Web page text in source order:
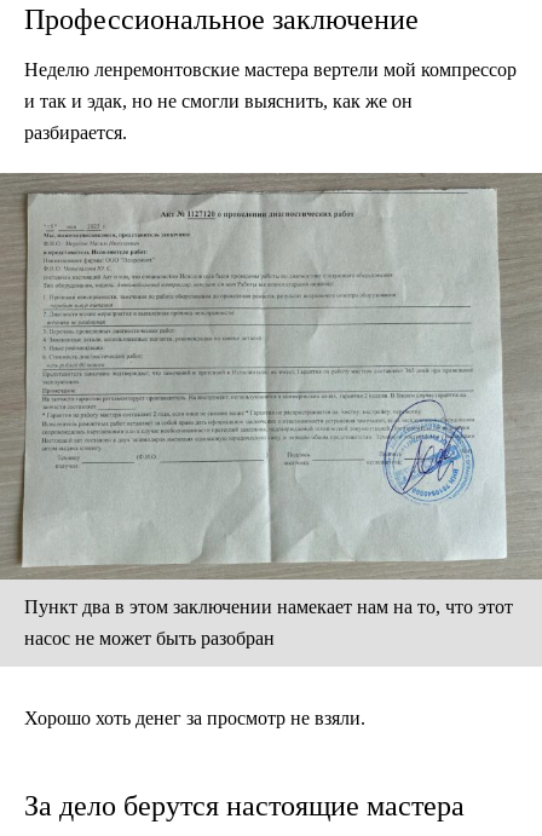
Профессиональное заключение
Неделю ленремонтовские мастера вертели мой компрессор
и так и эдак, но не смогли выяснить, как же он
разбирается.
Пункт два в этом заключении намекает нам на то, что этот
насос не может быть разобран
Хорошо хоть денег за просмотр не взяли.
За дело берутся настоящие мастера